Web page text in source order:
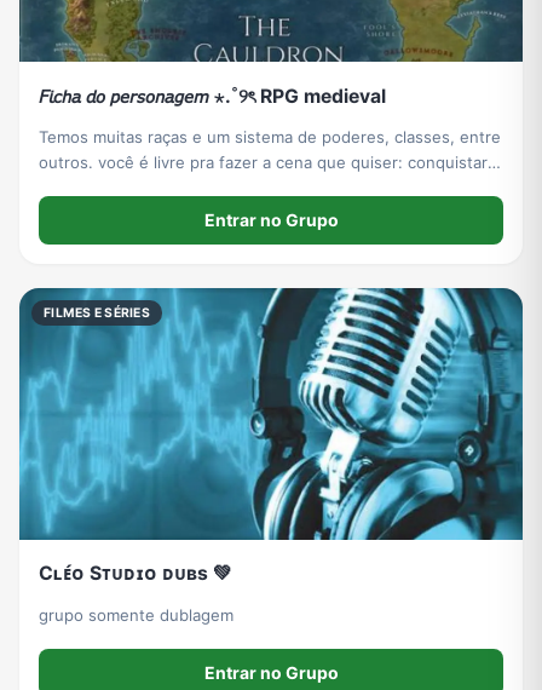
𝘍𝘪𝘤𝘩𝘢 𝘥𝘰 𝘱𝘦𝘳𝘴𝘰𝘯𝘢𝘨𝘦𝘮 ⋆.˚୨ৎ RPG medieval
Temos muitas raças e um sistema de poderes, classes, entre
outros. você é livre pra fazer a cena que quiser: conquistar
Entrar no Grupo
FILMES E SÉRIES
Cʟᴇ́ᴏ Sᴛᴜᴅɪᴏ ᴅᴜʙs 💚
grupo somente dublagem
Entrar no Grupo